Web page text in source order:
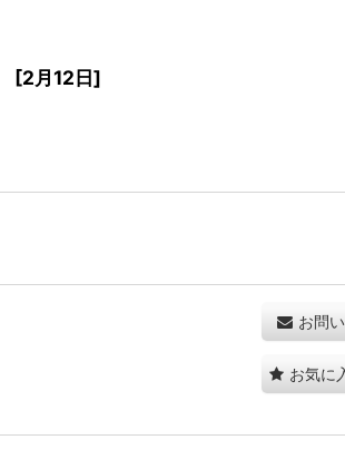
[2月12日]
お問
お気に